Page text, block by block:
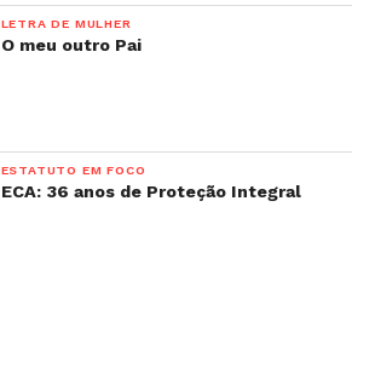
LETRA DE MULHER
O meu outro Pai
ESTATUTO EM FOCO
ECA: 36 anos de Proteção Integral